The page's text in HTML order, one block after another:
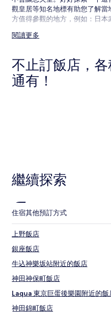
所
動，
可
能
其
觀皇居等知名地標有助您了解
方值得參觀的地方，例如：日本
千代田交通資訊
千代田距離羽田機場 (HND)
前往千代田的火車
九段下站
竹橋站
千代田有哪些玩樂景點
千代田必訪景點
皇居
日本武道館
神田明神
國立國會圖書館東京本館
千代田的當地玩樂：
東京國立近代美術館
閱讀更多
不止訂飯店，
通有！
繼續探索
住宿其他預訂方式
上野飯店
銀座飯店
牛込神樂坂站附近的飯店
神田神保町飯店
Laqua 東京巨蛋後樂園附近的飯
神田錦町飯店